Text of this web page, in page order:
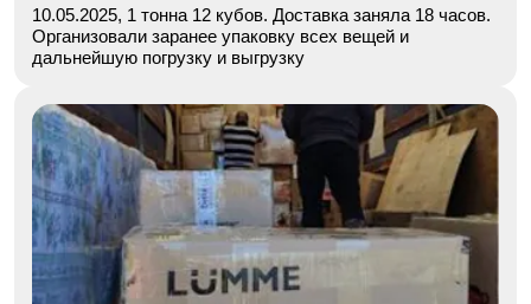
10.05.2025, 1 тонна 12 кубов. Доставка заняла 18 часов.
Организовали заранее упаковку всех вещей и
дальнейшую погрузку и выгрузку